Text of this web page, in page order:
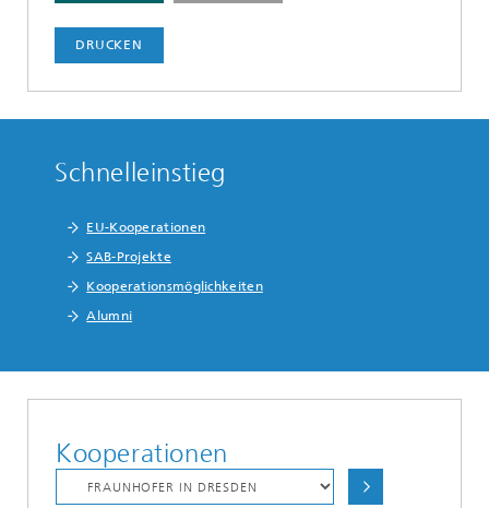
DRUCKEN
Schnelleinstieg
EU-Kooperationen
SAB-Projekte
Kooperationsmöglichkeiten
Alumni
Kooperationen